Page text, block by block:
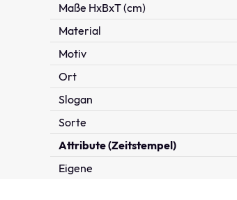
Maße HxBxT (cm)
Material
Motiv
Ort
Slogan
Sorte
Attribute (Zeitstempel)
Eigene